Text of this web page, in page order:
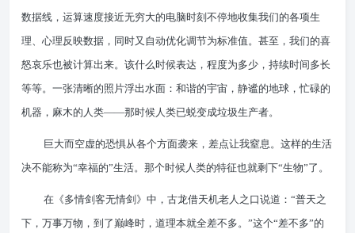
数据线，运算速度接近无穷大的电脑时刻不停地收集我们的各项生
理、心理反映数据，同时又自动优化调节为标准值。甚至，我们的喜
怒哀乐也被计算出来。该什么时候表达，程度为多少，持续时间多长
等等。一张清晰的照片浮出水面：和谐的宇宙，静谧的地球，忙碌的
机器，麻木的人类——那时候人类已蜕变成垃圾生产者。
巨大而空虚的恐惧从各个方面袭来，差点让我窒息。这样的生活
决不能称为“幸福的”生活。那个时候人类的特征也就剩下“生物”了。
在《多情剑客无情剑》中，古龙借天机老人之口说道：“普天之
下，万事万物，到了巅峰时，道理本就全差不多。”这个“差不多”的